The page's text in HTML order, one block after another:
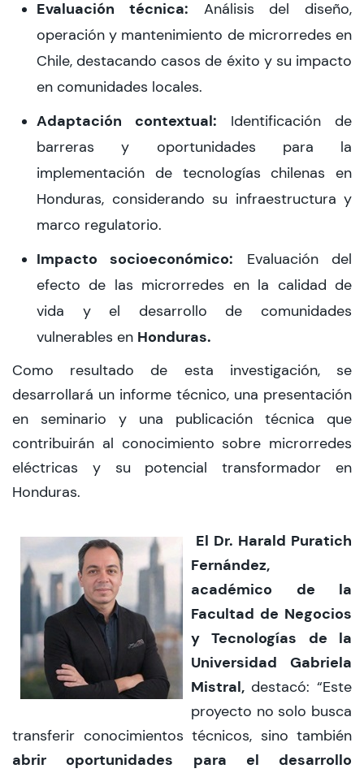
Evaluación técnica: Análisis del diseño,
operación y mantenimiento de microrredes en
Chile, destacando casos de éxito y su impacto
en comunidades locales.
Adaptación contextual: Identificación de
barreras y oportunidades para la
implementación de tecnologías chilenas en
Honduras, considerando su infraestructura y
marco regulatorio.
Impacto socioeconómico: Evaluación del
efecto de las microrredes en la calidad de
vida y el desarrollo de comunidades
vulnerables en Honduras.
Como resultado de esta investigación, se
desarrollará un informe técnico, una presentación
en seminario y una publicación técnica que
contribuirán al conocimiento sobre microrredes
eléctricas y su potencial transformador en
Honduras.
El Dr. Harald Puratich
Fernández,
académico de la
Facultad de Negocios
y Tecnologías de la
Universidad Gabriela
Mistral, destacó: “Este
proyecto no solo busca
transferir conocimientos técnicos, sino también
abrir oportunidades para el desarrollo